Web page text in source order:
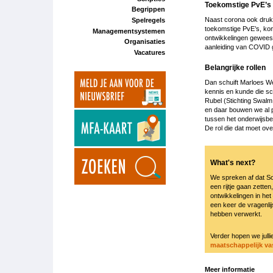
Begrippen
Spelregels
Managementsystemen
Organisaties
Vacatures
Toekomstige PvE’s
Naast corona ook
toekomstige PvE’s,
ontwikkelingen
aanleiding van COVID
Belangrijke rollen
Dan schuift Marloes
kennis en kunde die
Rubel (Stichting
en daar bouwen we al
tussen het
De rol die dat moet
What's next?
We spreken af dat
een rijtje gaan
ontwikkelingen in
een keer de
hebben verwerkt.
Verder hopen we
maatschappelijk
Meer informatie